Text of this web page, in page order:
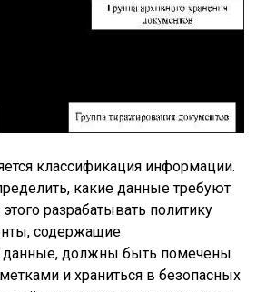
классификация информации.
какие данные требуют
разрабатывать политику
содержащие
должны быть помечены
и храниться в безопасных